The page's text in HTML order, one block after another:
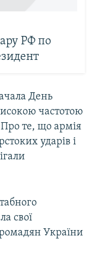
РФ по
День
частотою
Про те, що армія
ударів і
свої
України